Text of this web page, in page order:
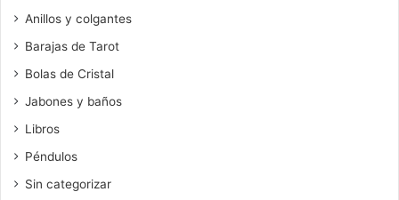
Anillos y colgantes
Barajas de Tarot
Bolas de Cristal
Jabones y baños
Libros
Péndulos
Sin categorizar